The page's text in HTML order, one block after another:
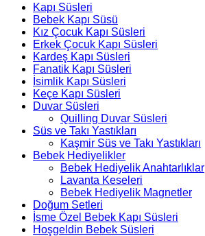
Kapı Süsleri
Bebek Kapı Süsü
Kız Çocuk Kapı Süsleri
Erkek Çocuk Kapı Süsleri
Kardeş Kapı Süsleri
Fanatik Kapı Süsleri
İsimlik Kapı Süsleri
Keçe Kapı Süsleri
Duvar Süsleri
Quilling Duvar Süsleri
Süs ve Takı Yastıkları
Kaşmir Süs ve Takı Yastıkları
Bebek Hediyelikler
Bebek Hediyelik Anahtarlıklar
Lavanta Keseleri
Bebek Hediyelik Magnetler
Doğum Setleri
İsme Özel Bebek Kapı Süsleri
Hoşgeldin Bebek Süsleri